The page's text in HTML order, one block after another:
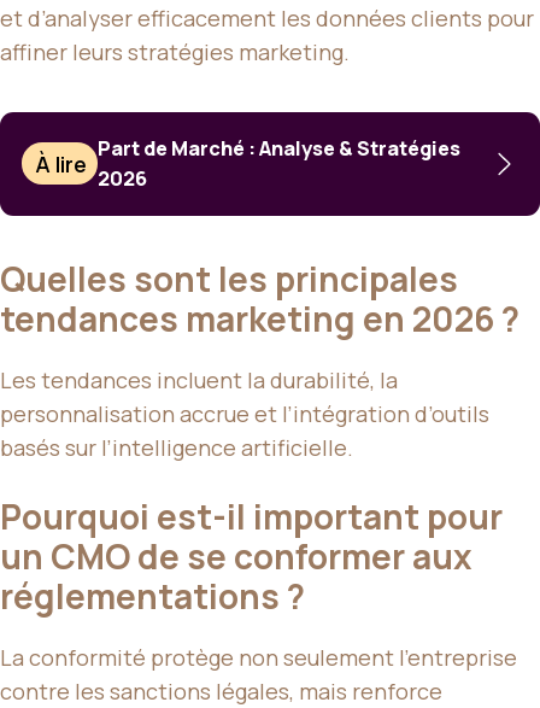
et d’analyser efficacement les données clients pour
affiner leurs stratégies marketing.
À lire
Part de Marché : Analyse & Stratégies
2026
Quelles sont les principales
tendances marketing en 2026 ?
Les tendances incluent la durabilité, la
personnalisation accrue et l’intégration d’outils
basés sur l’intelligence artificielle.
Pourquoi est-il important pour
un CMO de se conformer aux
réglementations ?
La conformité protège non seulement l’entreprise
contre les sanctions légales, mais renforce